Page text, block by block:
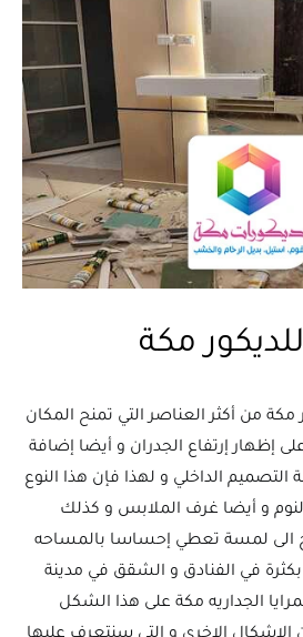
مكة
مكة من أكثر العناصر التي تمنح المكان
إظهار إرتفاع الجدران و أيضا إضافة
الداخلي و لهذا فإن هذا النوع
و أيضا غرف الملابس و كذلك
الى لمسة تعطي إحساسا بالمساحه
في الفنادق و الشقق في مدينة
الجداريه مكة على هذا الشكل